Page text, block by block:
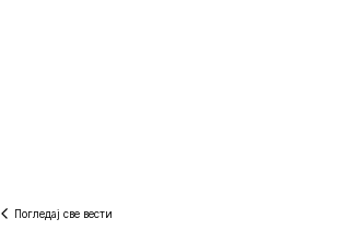
Погледај све вести